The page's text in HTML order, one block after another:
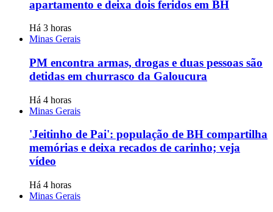
apartamento e deixa dois feridos em BH
Há 3 horas
Minas Gerais
PM encontra armas, drogas e duas pessoas são
detidas em churrasco da Galoucura
Há 4 horas
Minas Gerais
'Jeitinho de Pai': população de BH compartilha
memórias e deixa recados de carinho; veja
vídeo
Há 4 horas
Minas Gerais